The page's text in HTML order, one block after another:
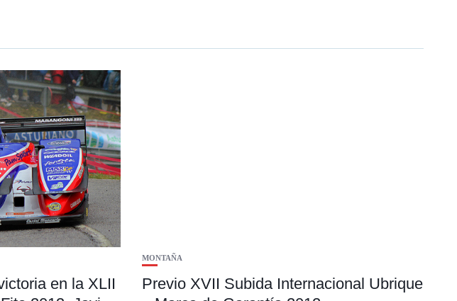
en la XLII
MONTAÑA
Previo XVII Subida Internacional Ubrique